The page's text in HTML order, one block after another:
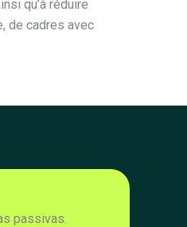
qu’à réduire
de cadres avec
passivas.